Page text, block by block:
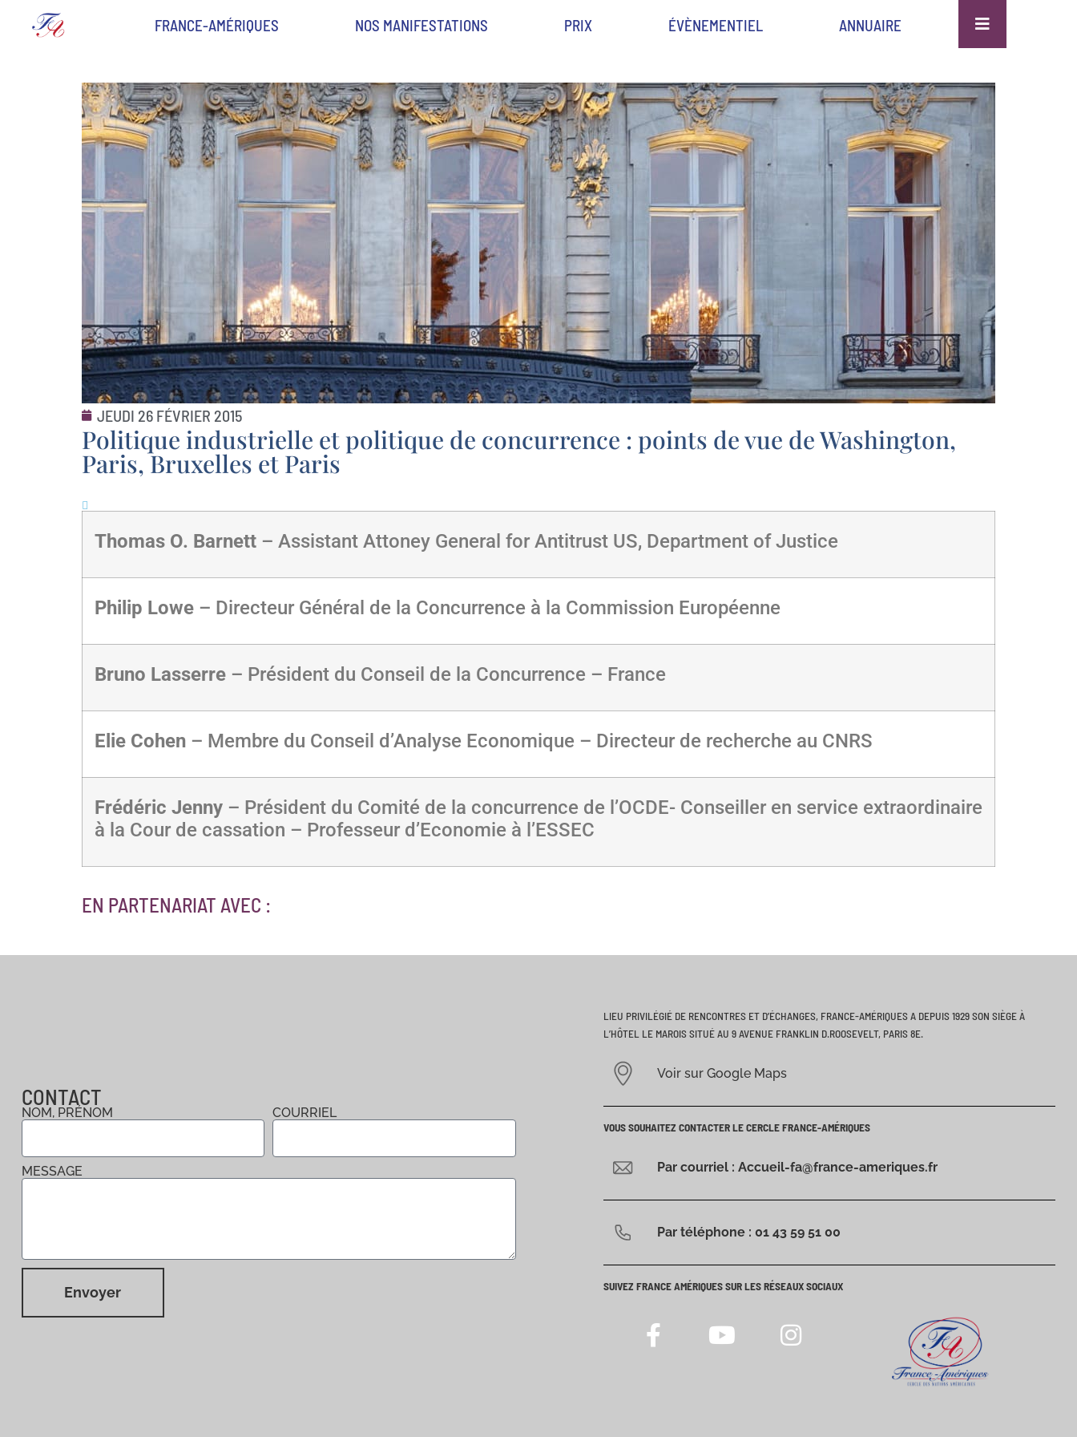
FRANCE-AMÉRIQUES NOS MANIFESTATIONS PRIX ÉVÈNEMENTIEL ANNUAIRE
JEUDI 26 FÉVRIER 2015
Politique industrielle et politique de concurrence : points de vue de Washington,
Paris, Bruxelles et Paris
Thomas O. Barnett – Assistant Attoney General for Antitrust US, Department of Justice
Philip Lowe – Directeur Général de la Concurrence à la Commission Européenne
Bruno Lasserre – Président du Conseil de la Concurrence – France
Elie Cohen – Membre du Conseil d’Analyse Economique – Directeur de recherche au CNRS
Frédéric Jenny – Président du Comité de la concurrence de l’OCDE- Conseiller en service extraordinaire
à la Cour de cassation – Professeur d’Economie à l’ESSEC
EN PARTENARIAT AVEC :
CONTACT
NOM, PRÉNOM COURRIEL
MESSAGE
Envoyer
LIEU PRIVILÉGIÉ DE RENCONTRES ET D’ÉCHANGES, FRANCE-AMÉRIQUES A DEPUIS 1929 SON SIÈGE À
L’HÔTEL LE MAROIS SITUÉ AU 9 AVENUE FRANKLIN D.ROOSEVELT, PARIS 8E.
Voir sur Google Maps
VOUS SOUHAITEZ CONTACTER LE CERCLE FRANCE-AMÉRIQUES
Par courriel : Accueil-fa@france-ameriques.fr
Par téléphone : 01 43 59 51 00
SUIVEZ FRANCE AMÉRIQUES SUR LES RÉSEAUX SOCIAUX